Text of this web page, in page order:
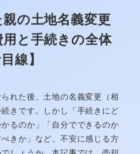
の土地名義変更
と手続きの全体
線】
れた後、土地の名義変更（相
きです。しかし「手続きにど
るのか」「自分でできるのか
きか」など、不安に感じる方